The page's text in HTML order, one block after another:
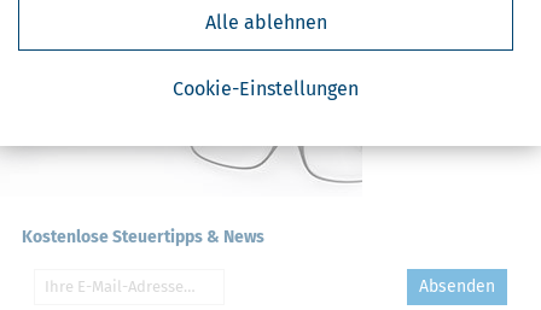
Cookie-Einstellungen
Alle ablehnen
Kostenlose Steuertipps & News
Absenden